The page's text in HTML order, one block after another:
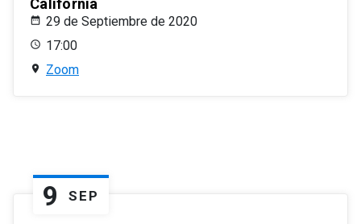
California
29 de Septiembre de 2020
17:00
Zoom
9 SEP